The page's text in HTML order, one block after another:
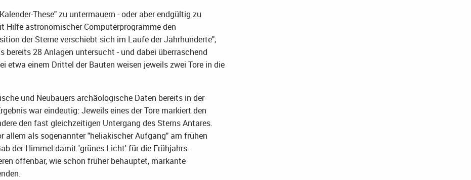
These" zu untermauern - oder aber endgültig zu
astronomischer Computerprogramme den
der Sterne verschiebt sich im Laufe der Jahrhunderte",
bereits 28 Anlagen untersucht - und dabei überraschend
etwa einem Drittel der Bauten weisen jeweils zwei Tore in die
und Neubauers archäologische Daten bereits in der
war eindeutig: Jeweils eines der Tore markiert den
den fast gleichzeitigen Untergang des Sterns Antares.
allem als sogenannter "heliakischer Aufgang" am frühen
der Himmel damit 'grünes Licht' für die Frühjahrs-
offenbar, wie schon früher behauptet, markante